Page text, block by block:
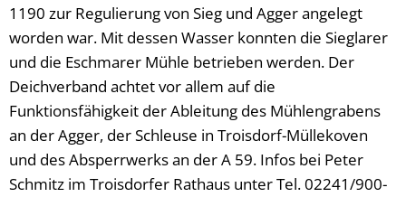
1190 zur Regulierung von Sieg und Agger angelegt
worden war. Mit dessen Wasser konnten die Sieglarer
und die Eschmarer Mühle betrieben werden. Der
Deichverband achtet vor allem auf die
Funktionsfähigkeit der Ableitung des Mühlengrabens
an der Agger, der Schleuse in Troisdorf-Müllekoven
und des Absperrwerks an der A 59. Infos bei Peter
Schmitz im Troisdorfer Rathaus unter Tel. 02241/900-